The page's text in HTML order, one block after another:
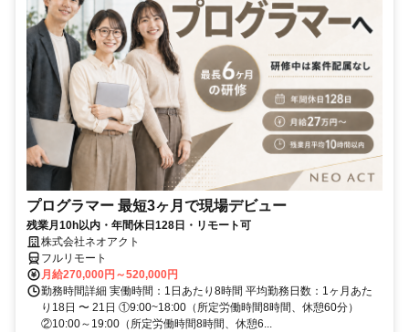
プログラマー 最短3ヶ月で現場デビュー
残業月10h以内・年間休日128日・リモート可
株式会社ネオアクト
フルリモート
月給270,000円～520,000円
勤務時間詳細 実働時間：1日あたり8時間 平均勤務日数：1ヶ月あた
り18日 〜 21日 ①9:00~18:00（所定労働時間8時間、休憩60分）
②10:00～19:00（所定労働時間8時間、休憩6...